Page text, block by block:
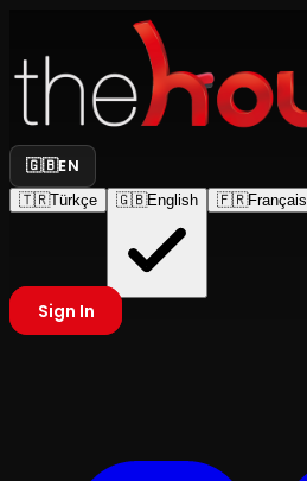
🇬🇧EN
🇹🇷Türkçe 🇬🇧English 🇫🇷Français
Sign In